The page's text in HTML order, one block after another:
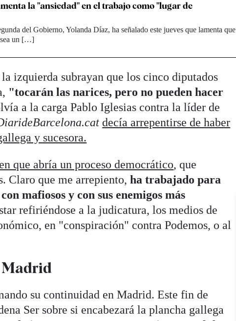
la "ansiedad" en el trabajo como "lugar de
del Gobierno, Yolanda Díaz, ha señalado este jueves que lamenta que
sea un […]
izquierda subrayan que los cinco diputados
"tocarán las narices, pero no pueden hacer
a la carga Pablo Iglesias contra la líder de
decía arrepentirse de haber
y sucesora.
que abría un proceso democrático, que
Claro que me arrepiento,ha trabajado para
mafiosos y con sus enemigos más
refiriéndose a la judicatura, los medios de
en "conspiración" contra Podemos, o al
Madrid
su continuidad en Madrid. Este fin de
Ser sobre si encabezará la plancha gallega